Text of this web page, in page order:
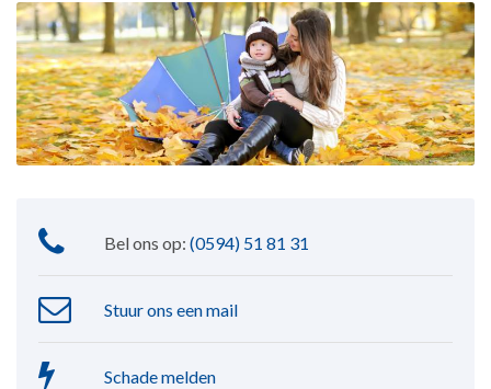
Bel ons op: (0594) 51 81 31
Stuur ons een mail
Schade melden